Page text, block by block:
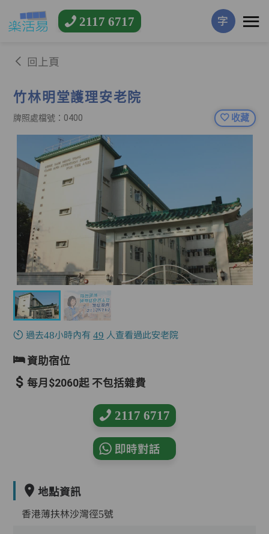
2117 6717 字
回上頁
竹林明堂護理安老院
牌照處檔號：0400 收藏
過去48小時內有49 人查看過此安老院
資助宿位
每月$2060起 不包括雜費
2117 6717
即時對話
地點資訊
香港薄扶林沙灣徑5號